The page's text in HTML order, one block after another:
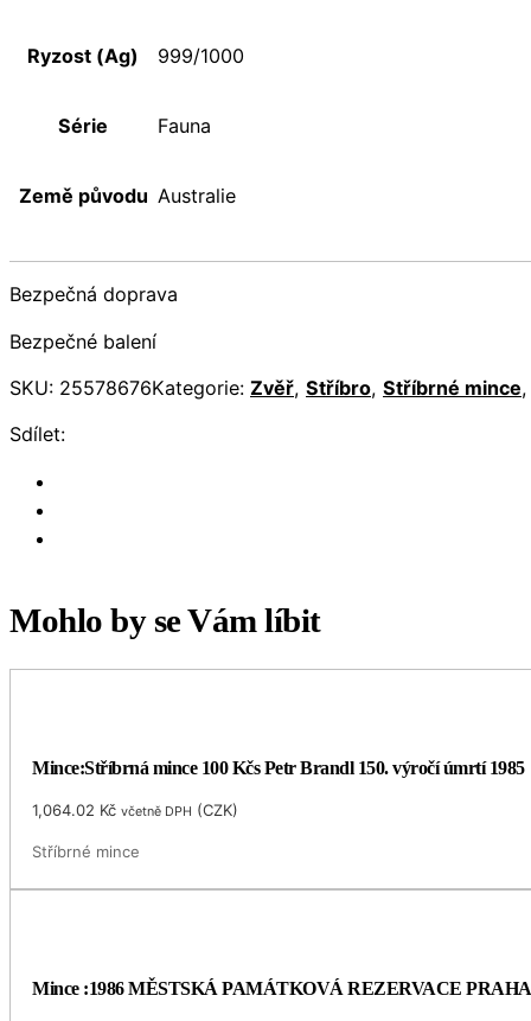
Ryzost (Ag) 999/1000
Série Fauna
Země původu Australie
Bezpečná doprava
Bezpečné balení
SKU: 25578676Kategorie: Zvěř, Stříbro, Stříbrné mince
Sdílet:
Mohlo by se Vám líbit
Mince:Stříbrná mince 100 Kčs Petr Brandl 150. výročí úmrtí 1985
1,064.02 Kč včetně DPH (CZK)
Stříbrné mince
Mince :1986 MĚSTSKÁ PAMÁTKOVÁ REZERVACE PRAHA